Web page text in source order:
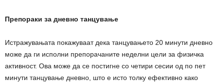
Препораки за дневно танцување
Истражувањата покажуваат дека танцувањето 20 минути дневно
може да ги исполни препорачаните неделни цели за физичка
активност. Ова може да се постигне со четири сесии од по пет
минути танцување дневно, што е исто толку ефективно како